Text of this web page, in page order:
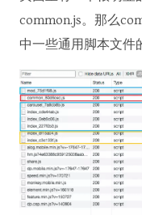
common.js。那么
中一些通用脚本文件